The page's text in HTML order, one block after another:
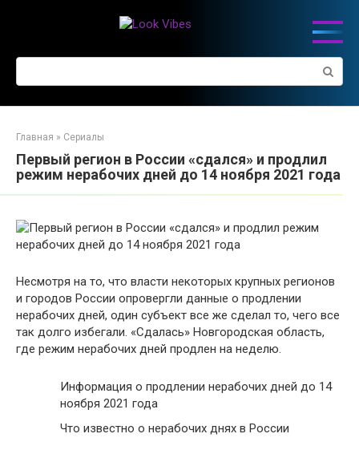
Главная » Сериалы
Первый регион в России «сдался» и продлил
режим нерабочих дней до 14 ноября 2021 года
Несмотря на то, что власти некоторых крупных регионов
и городов России опровергли данные о продлении
нерабочих дней, один субъект все же сделал то, чего все
так долго избегали. «Сдалась» Новгородская область,
где режим нерабочих дней продлен на неделю.
Информация о продлении нерабочих дней до 14
ноября 2021 года
Что известно о нерабочих днях в России